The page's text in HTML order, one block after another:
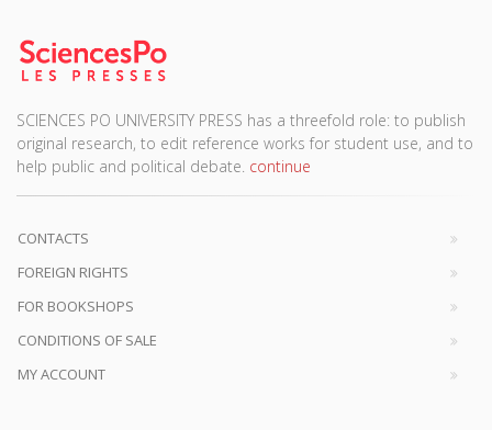
SCIENCES PO UNIVERSITY PRESS has a threefold role: to publish
original research, to edit reference works for student use, and to
help public and political debate. continue
CONTACTS
FOREIGN RIGHTS
FOR BOOKSHOPS
CONDITIONS OF SALE
MY ACCOUNT